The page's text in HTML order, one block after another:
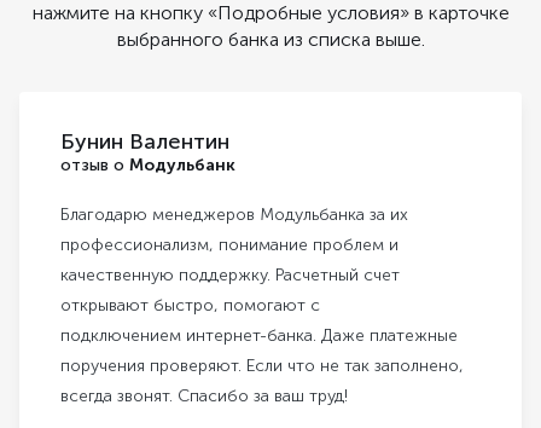
нажмите на кнопку «Подробные условия» в карточке
выбранного банка из списка выше.
Бунин Валентин
отзыв о Модульбанк
Благодарю менеджеров Модульбанка за их
профессионализм, понимание проблем и
качественную поддержку. Расчетный счет
открывают быстро, помогают с
подключением интернет-банка. Даже платежные
поручения проверяют. Если что не так заполнено,
всегда звонят. Спасибо за ваш труд!